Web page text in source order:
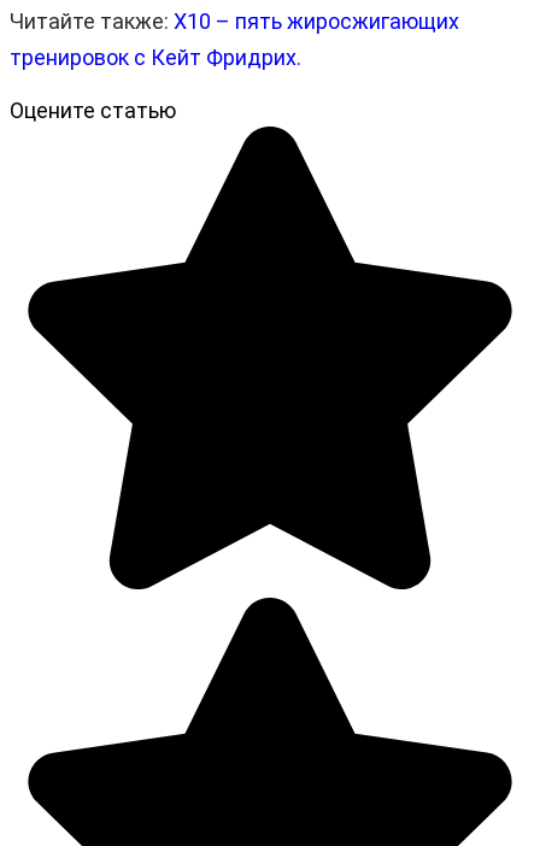
Читайте также: X10 – пять жиросжигающих
тренировок с Кейт Фридрих.
Оцените статью